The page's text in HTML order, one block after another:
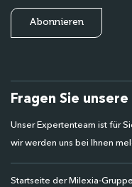
Fragen Sie
Unser Expertenteam ist für
wir werden uns bei Ihnen
Startseite der Milexia-Gruppe